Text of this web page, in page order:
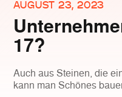
AUGUST 23, 2023
17?
Auch aus Steinen, die
kann man Schönes